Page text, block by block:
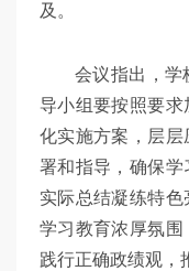
及。
会议指出，学
导小组要按照要
化实施方案，层
署和指导，确保
实际总结凝练特
学习教育浓厚氛
践行正确政绩观，